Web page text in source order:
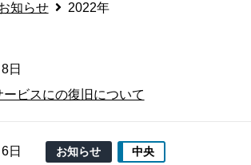
知らせ 2022年
日
ービスにの復旧について
日 お知らせ 中央